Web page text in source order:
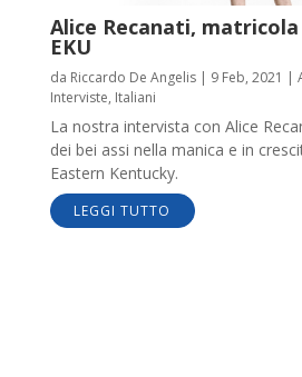
Alice Recanati,
EKU
da Riccardo De Angelis| 9 Feb, 2021 |
Interviste, Italiani
La nostra intervista con Alice
dei bei assi nella manica e in
Eastern Kentucky.
LEGGI TUTTO